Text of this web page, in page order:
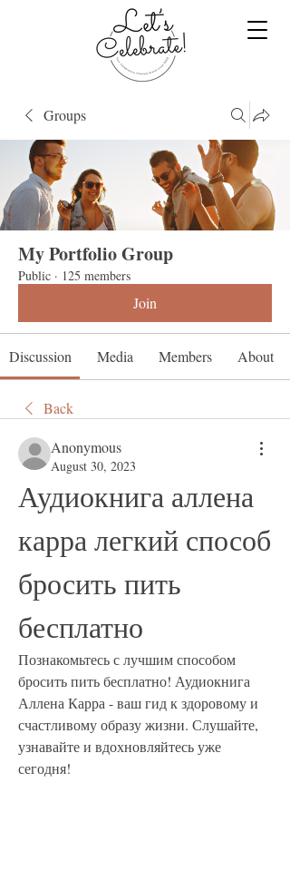
Groups
My Portfolio Group
Public · 125 members
Join
Discussion Media Members About
Back
Anonymous
August 30, 2023
Аудиокнига аллена
карра легкий способ
бросить пить
бесплатно
Познакомьтесь с лучшим способом
бросить пить бесплатно! Аудиокнига
Аллена Карра - ваш гид к здоровому и
счастливому образу жизни. Слушайте,
узнавайте и вдохновляйтесь уже
сегодня!